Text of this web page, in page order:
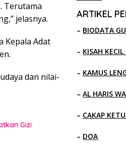
Terutama
jelasnya.
Kepala Adat
dan nilai-
Gizi
ARTIKEL
– BIODATA
– KISAH
– KAMUS
–AL HARIS
– CAKAP
– DOA